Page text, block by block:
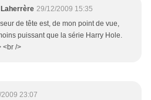
29/12/2009 15:35
de tête est, de mon point de vue,
puissant que la série Harry Hole.
<br />
23:07